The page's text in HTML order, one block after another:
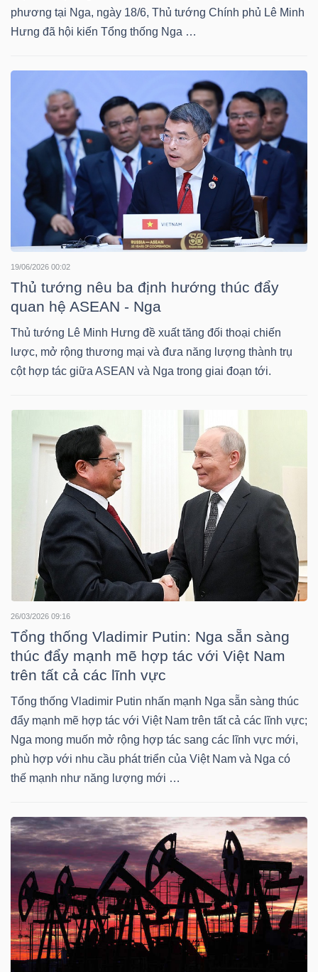
phương tại Nga, ngày 18/6, Thủ tướng Chính phủ Lê Minh
Hưng đã hội kiến Tổng thống Nga …
19/06/2026 00:02
Thủ tướng nêu ba định hướng thúc đẩy
quan hệ ASEAN - Nga
Thủ tướng Lê Minh Hưng đề xuất tăng đối thoại chiến
lược, mở rộng thương mại và đưa năng lượng thành trụ
cột hợp tác giữa ASEAN và Nga trong giai đoạn tới.
26/03/2026 09:16
Tổng thống Vladimir Putin: Nga sẵn sàng
thúc đẩy mạnh mẽ hợp tác với Việt Nam
trên tất cả các lĩnh vực
Tổng thống Vladimir Putin nhấn mạnh Nga sẵn sàng thúc
đẩy mạnh mẽ hợp tác với Việt Nam trên tất cả các lĩnh vực;
Nga mong muốn mở rộng hợp tác sang các lĩnh vực mới,
phù hợp với nhu cầu phát triển của Việt Nam và Nga có
thế mạnh như năng lượng mới …
KINH
THẾ
ĐÔNG
DƯƠNG
TÀI
CHÍNH
CÁ
PHÂN
VIETSTOCKFINANCE
VĨ
MÔ
NGÀNH
NGHIỆP
CỔ
PHIẾU
PHÁI
SINH